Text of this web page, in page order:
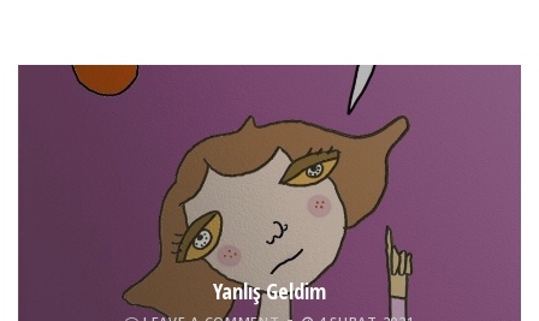
Yanlış Geldim